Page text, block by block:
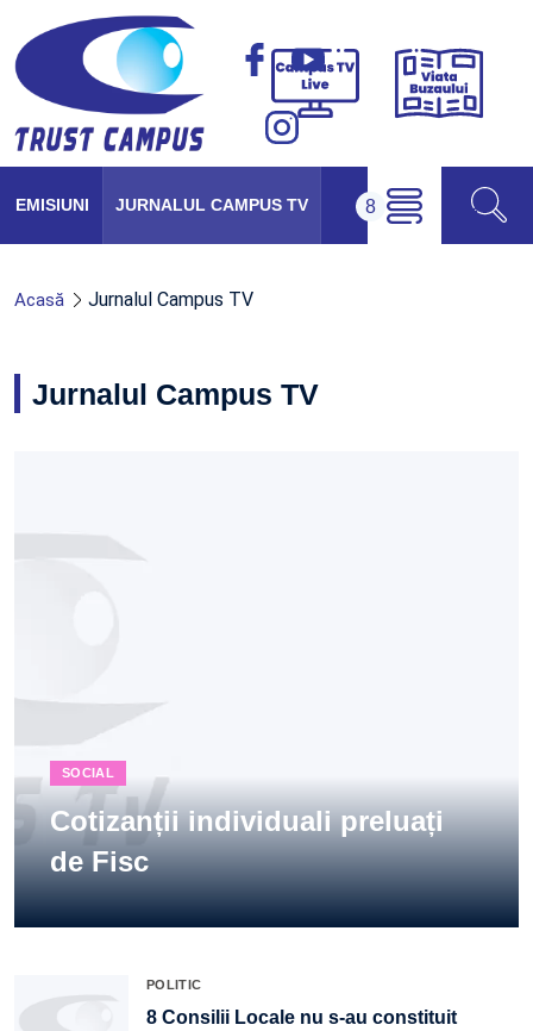
Campus
Viața
EMISIUNI JURNALUL CAMPUS TV
Acasă Jurnalul Campus TV
Jurnalul Campus TV
SOCIAL
Cotizanții individuali preluați
de Fisc
POLITIC
8 Consilii Locale nu s-au constituit